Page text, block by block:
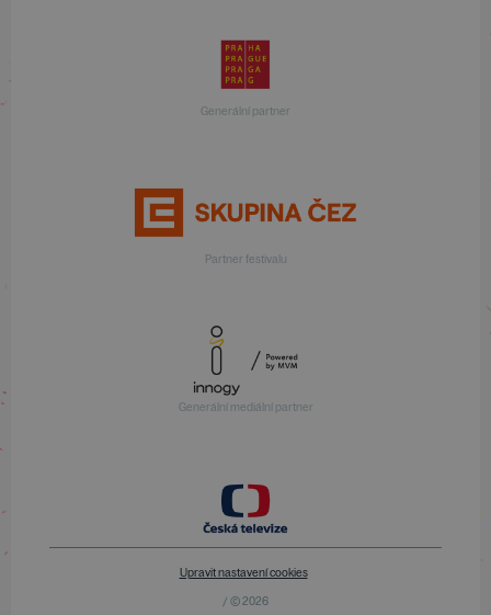
Generální partner
Partner festivalu
Generální mediální partner
Upravit nastavení cookies
/ © 2026